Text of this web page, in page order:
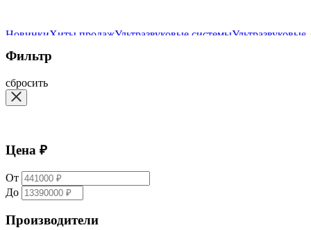
НовинкиХиты продажУльтразвуковые системыУльтразвуковые
Фильтр
сбросить
Цена ₽
От
До
Производители